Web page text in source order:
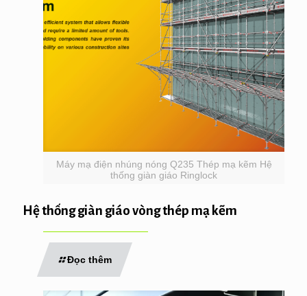
Máy mạ điện nhúng nóng Q235 Thép mạ kẽm Hệ
thống giàn giáo Ringlock
Hệ thống giàn giáo vòng thép mạ kẽm
Đọc thêm